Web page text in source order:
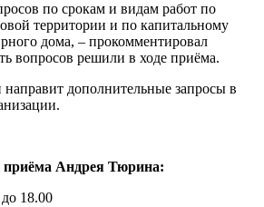
по срокам и видам работ по
территории и по капитальному
дома, – прокомментировал
вопросов решили в ходе приёма.
дополнительные запросы в
Андрея Тюрина:
18.00